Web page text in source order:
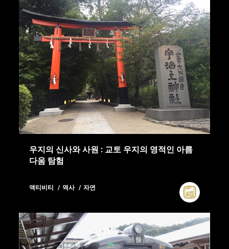
우지의 신사와 사원 : 교토 우지의 영적인 아름
다움 탐험
액티비티 역사 자연